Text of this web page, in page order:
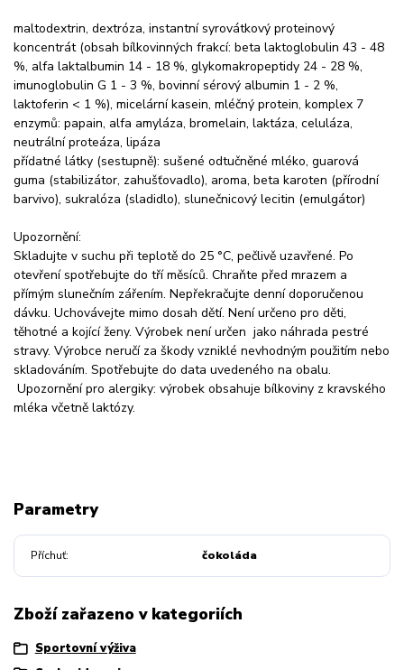
maltodextrin, dextróza, instantní syrovátkový proteinový
koncentrát (obsah bílkovinných frakcí: beta laktoglobulin 43 - 48
%, alfa laktalbumin 14 - 18 %, glykomakropeptidy 24 - 28 %,
imunoglobulin G 1 - 3 %, bovinní sérový albumin 1 - 2 %,
laktoferin < 1 %), micelární kasein, mléčný protein, komplex 7
enzymů: papain, alfa amyláza, bromelain, laktáza, celuláza,
neutrální proteáza, lipáza
přídatné látky (sestupně): sušené odtučněné mléko, guarová
guma (stabilizátor, zahušťovadlo), aroma, beta karoten (přírodní
barvivo), sukralóza (sladidlo), slunečnicový lecitin (emulgátor)
Upozornění:
Skladujte v suchu při teplotě do 25 °C, pečlivě uzavřené. Po
otevření spotřebujte do tří měsíců. Chraňte před mrazem a
přímým slunečním zářením. Nepřekračujte denní doporučenou
dávku. Uchovávejte mimo dosah dětí. Není určeno pro děti,
těhotné a kojící ženy. Výrobek není určen jako náhrada pestré
stravy. Výrobce neručí za škody vzniklé nevhodným použitím nebo
skladováním. Spotřebujte do data uvedeného na obalu.
Upozornění pro alergiky: výrobek obsahuje bílkoviny z kravského
mléka včetně laktózy.
Parametry
Příchuť čokoláda
Zboží zařazeno v kategoriích
Sportovní výživa